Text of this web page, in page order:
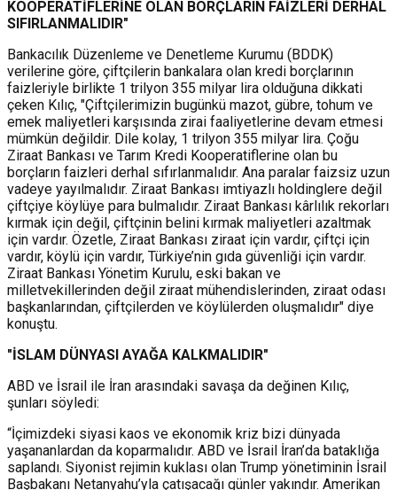
KOOPERATİFLERİNE OLAN BORÇLARIN FAİZLERİ DERHAL
SIFIRLANMALIDIR"
Bankacılık Düzenleme ve Denetleme Kurumu (BDDK)
verilerine göre, çiftçilerin bankalara olan kredi borçlarının
faizleriyle birlikte 1 trilyon 355 milyar lira olduğuna dikkati
çeken Kılıç, "Çiftçilerimizin bugünkü mazot, gübre, tohum ve
emek maliyetleri karşısında zirai faaliyetlerine devam etmesi
mümkün değildir. Dile kolay, 1 trilyon 355 milyar lira. Çoğu
Ziraat Bankası ve Tarım Kredi Kooperatiflerine olan bu
borçların faizleri derhal sıfırlanmalıdır. Ana paralar faizsiz uzun
vadeye yayılmalıdır. Ziraat Bankası imtiyazlı holdinglere değil
çiftçiye köylüye para bulmalıdır. Ziraat Bankası kârlılık rekorları
kırmak için değil, çiftçinin belini kırmak maliyetleri azaltmak
için vardır. Özetle, Ziraat Bankası ziraat için vardır, çiftçi için
vardır, köylü için vardır, Türkiye’nin gıda güvenliği için vardır.
Ziraat Bankası Yönetim Kurulu, eski bakan ve
milletvekillerinden değil ziraat mühendislerinden, ziraat odası
başkanlarından, çiftçilerden ve köylülerden oluşmalıdır" diye
konuştu.
"İSLAM DÜNYASI AYAĞA KALKMALIDIR"
ABD ve İsrail ile İran arasındaki savaşa da değinen Kılıç,
şunları söyledi:
“İçimizdeki siyasi kaos ve ekonomik kriz bizi dünyada
yaşananlardan da koparmalıdır. ABD ve İsrail İran’da bataklığa
saplandı. Siyonist rejimin kuklası olan Trump yönetiminin İsrail
Başbakanı Netanyahu’yla çatışacağı günler yakındır. Amerikan